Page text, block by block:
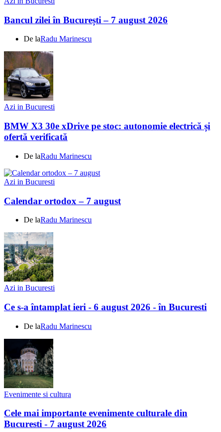
Bancul zilei în București – 7 august 2026
De laRadu Marinescu
Azi in Bucuresti
BMW X3 30e xDrive pe stoc: autonomie electrică și
ofertă verificată
De laRadu Marinescu
Azi in Bucuresti
Calendar ortodox – 7 august
De laRadu Marinescu
Azi in Bucuresti
Ce s-a întamplat ieri - 6 august 2026 - în Bucuresti
De laRadu Marinescu
Evenimente si cultura
Cele mai importante evenimente culturale din
Bucuresti - 7 august 2026